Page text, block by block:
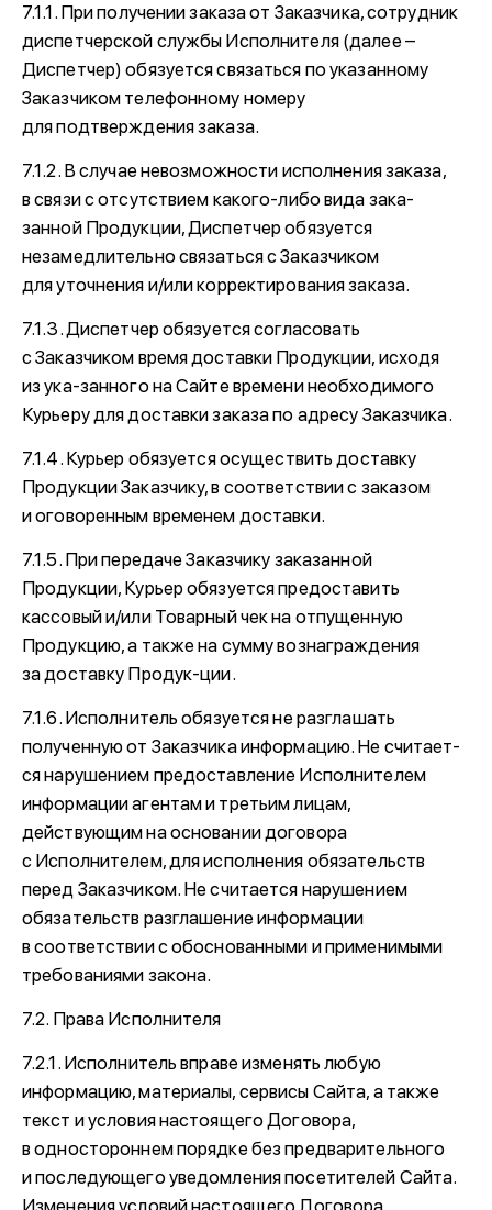
7.1.1. При получении заказа от Заказчика, сотрудник
диспетчерской службы Исполнителя (далее –
Диспетчер) обязуется связаться по указанному
Заказчиком телефонному номеру
для подтверждения заказа.
7.1.2. В случае невозможности исполнения заказа,
в связи с отсутствием какого-либо вида зака-
занной Продукции, Диспетчер обязуется
незамедлительно связаться с Заказчиком
для уточнения и/или корректирования заказа.
7.1.3. Диспетчер обязуется согласовать
с Заказчиком время доставки Продукции, исходя
из ука-занного на Сайте времени необходимого
Курьеру для доставки заказа по адресу Заказчика.
7.1.4. Курьер обязуется осуществить доставку
Продукции Заказчику, в соответствии с заказом
и оговоренным временем доставки.
7.1.5. При передаче Заказчику заказанной
Продукции, Курьер обязуется предоставить
кассовый и/или Товарный чек на отпущенную
Продукцию, а также на сумму вознаграждения
за доставку Продук-ции.
7.1.6. Исполнитель обязуется не разглашать
полученную от Заказчика информацию. Не считает-
ся нарушением предоставление Исполнителем
информации агентам и третьим лицам,
действующим на основании договора
с Исполнителем, для исполнения обязательств
перед Заказчиком. Не считается нарушением
обязательств разглашение информации
в соответствии с обоснованными и применимыми
требованиями закона.
7.2. Права Исполнителя
7.2.1. Исполнитель вправе изменять любую
информацию, материалы, сервисы Сайта, а также
текст и условия настоящего Договора,
в одностороннем порядке без предварительного
и последующего уведомления посетителей Сайта.
Изменения условий настоящего Договора